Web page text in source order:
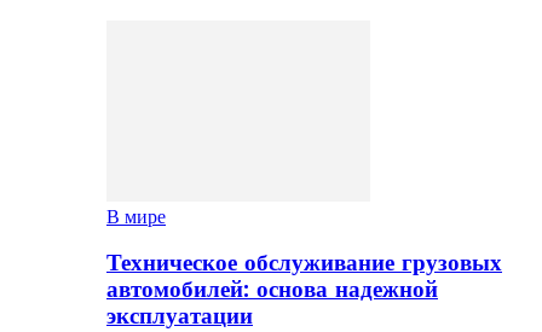
В мире
Техническое обслуживание грузовых
автомобилей: основа надежной
эксплуатации